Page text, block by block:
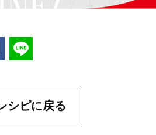
する
Facebookでシェアする
シピに戻る